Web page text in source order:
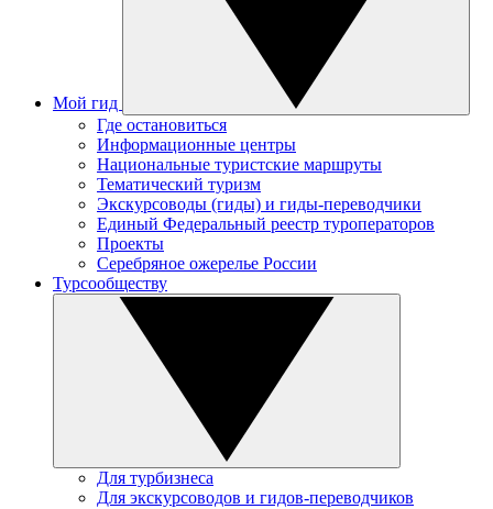
Мой гид
Где остановиться
Информационные центры
Национальные туристские маршруты
Тематический туризм
Экскурсоводы (гиды) и гиды-переводчики
Единый Федеральный реестр туроператоров
Проекты
Серебряное ожерелье России
Турсообществу
Для турбизнеса
Для экскурсоводов и гидов-переводчиков